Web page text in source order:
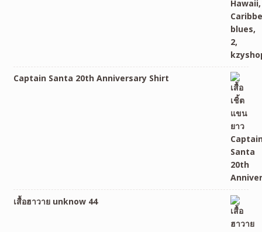
Captain Santa 20th Anniversary Shirt
เสื้อฮาวาย unknow 44